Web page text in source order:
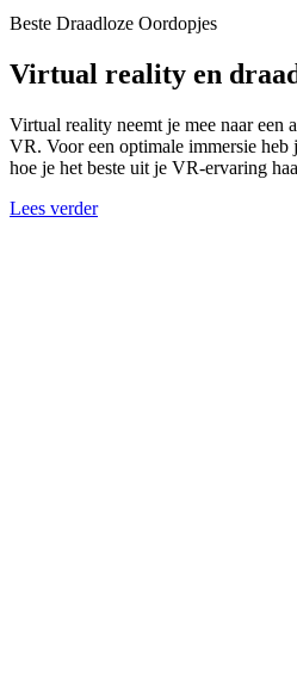
Beste Draadloze Oordopjes
Virtual reality en
Virtual reality neemt je mee naar een
VR. Voor een optimale immersie heb
hoe je het beste uit je VR-ervaring
Lees verder